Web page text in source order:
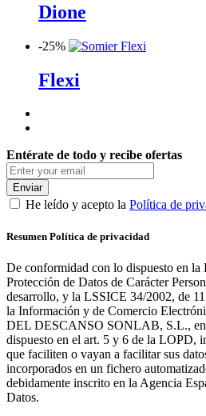
Dione
-25%
Flexi
Entérate de todo y recibe ofertas
Enviar
He leído y acepto la Política de
Resumen Política de privacidad
De conformidad con lo dispuesto en
Protección de Datos de Carácter
desarrollo, y la LSSICE 34/2002, de
la Información y de Comercio
DEL DESCANSO SONLAB, S.L.,
dispuesto en el art. 5 y 6 de la LOPD,
que faciliten o vayan a facilitar sus
incorporados en un fichero
debidamente inscrito en la Agencia
Datos.